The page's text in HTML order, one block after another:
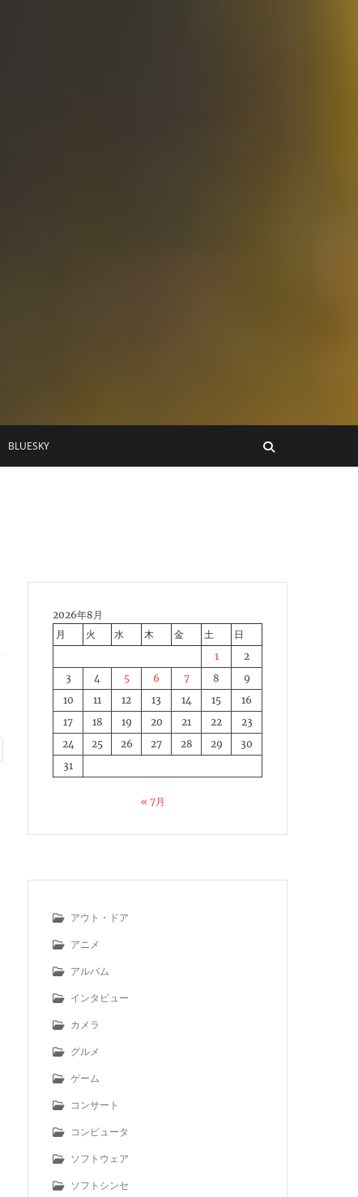
BLUESKY
2026年8月
月
火 水 木 金 土
日
1
2
3
4 5 6 7 8
9
10
11 12 13 14 15
16
17
18 19 20 21 22
23
24
25 26 27 28 29
30
31
« 7月
アウト・ドア
アニメ
アルバム
インタビュー
カメラ
グルメ
ゲーム
コンサート
コンピュータ
ソフトウェア
ソフトシンセ